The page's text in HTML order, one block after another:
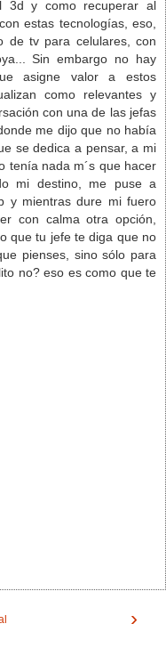
3d y como recuperar al
estas tecnologías, eso,
de tv para celulares, con
Sin embargo no hay
asigne valor a estos
como relevantes y
con una de las jefas
me dijo que no había
se dedica a pensar, a mi
tenía nada m´s que hacer
mi destino, me puse a
y mientras dure mi fuero
con calma otra opción,
que tu jefe te diga que no
pienses, sino sólo para
no? eso es como que te
›